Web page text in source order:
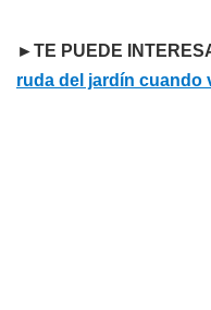
►TE PUEDE
ruda del jardín cuando